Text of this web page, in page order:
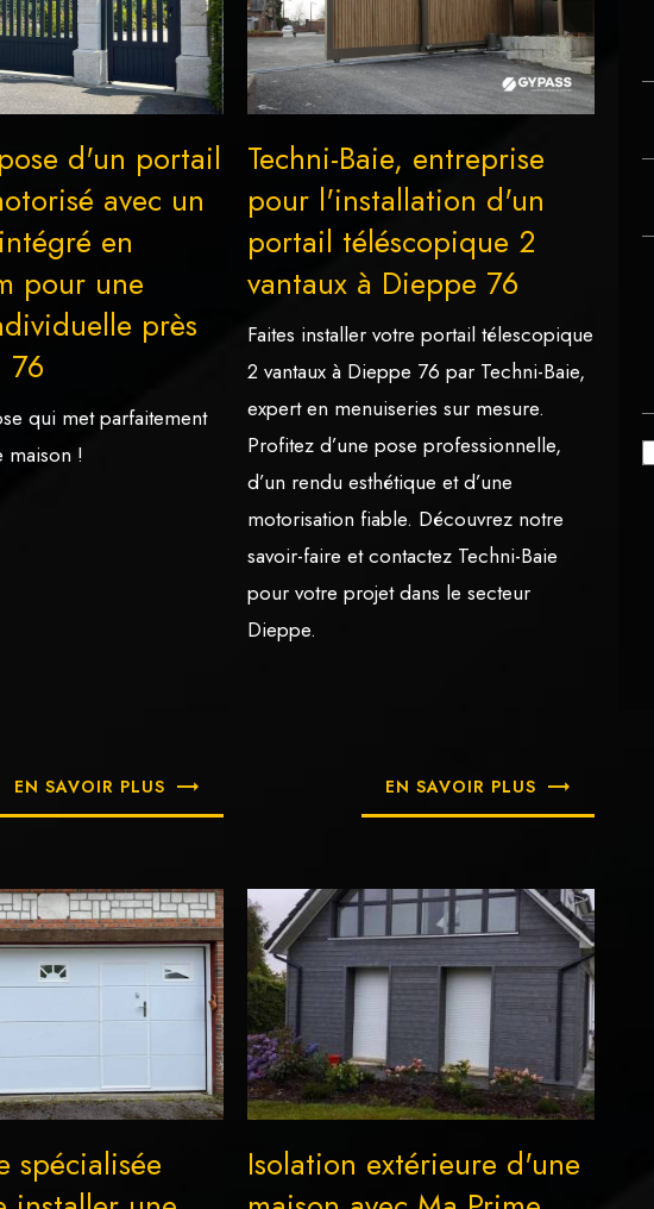
d'un portail
avec un
en
pour une
près
76
qui met parfaitement
maison !
EN SAVOIR PLUS
Techni-Baie, entreprise
pour l'installation d'un
portail téléscopique 2
vantaux à Dieppe 76
Faites installer votre portail télescopique
2 vantaux à Dieppe 76 par Techni-Baie,
expert en menuiseries sur mesure.
Profitez d’une pose professionnelle,
d’un rendu esthétique et d’une
motorisation fiable. Découvrez notre
savoir-faire et contactez Techni-Baie
pour votre projet dans le secteur
Dieppe.
EN SAVOIR PLUS
spécialisée
Isolation extérieure d'une